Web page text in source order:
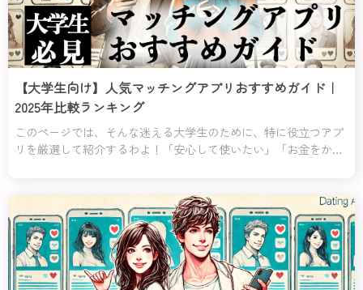
【大学生向け】人気マッチングアプリおすすめガイド｜
2025年比較ランキング
このページでは、そんな迷える大学生のために、特に役立つアプ
リを厳選して紹介するわよ！「安心して使いたい」「お金をかけ
でまとめてみたの。